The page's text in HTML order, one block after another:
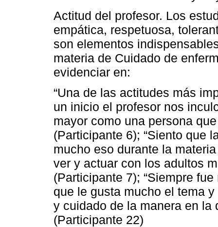
Actitud del profesor. Los
empática, respetuosa,
son elementos
materia de Cuidado de
evidenciar en:
“Una de las actitudes más
un inicio el profesor nos
mayor como una persona
(Participante 6); “Siento que
mucho eso durante la
ver y actuar con los adultos
(Participante 7); “Siempre
que le gusta mucho el tema
y cuidado de la manera en la
(Participante 22)